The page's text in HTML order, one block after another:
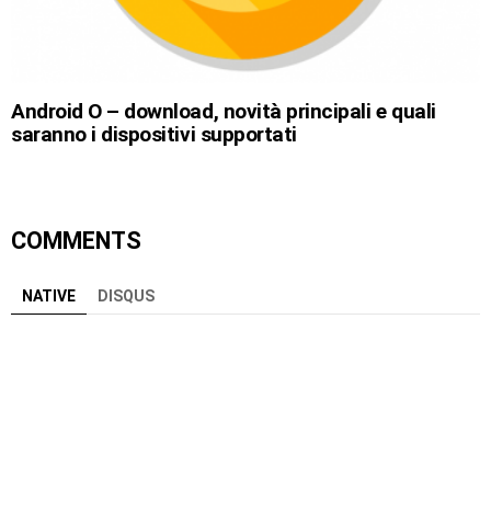
Android O – download, novità principali e quali
saranno i dispositivi supportati
COMMENTS
NATIVE DISQUS